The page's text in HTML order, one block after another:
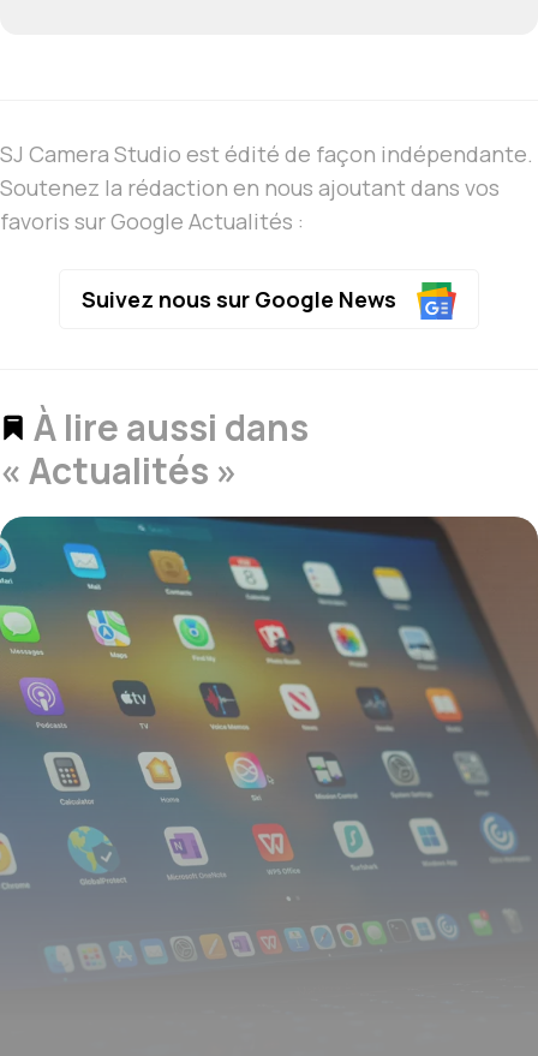
SJ Camera Studio est édité de façon indépendante.
Soutenez la rédaction en nous ajoutant dans vos
favoris sur Google Actualités :
Suivez nous sur Google News
À lire aussi dans
« Actualités »